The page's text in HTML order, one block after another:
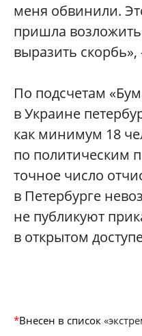
меня обвинили.
пришла
выразить
По подсчетам
в Украине
как минимум 18
по политическим
точное число
в Петербурге
не публикуют
в открытом
*Внесен в список